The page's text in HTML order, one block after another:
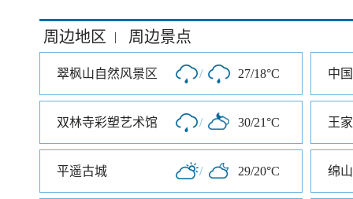
周边地区 | 周边景点
翠枫山自然风景区 / 27/18°C 中
双林寺彩塑艺术馆 / 30/21°C 王
平遥古城 / 29/20°C 绵